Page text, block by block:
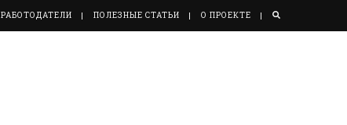
РАБОТОДАТЕЛИ ПОЛЕЗНЫЕ СТАТЬИ О ПРОЕКТЕ